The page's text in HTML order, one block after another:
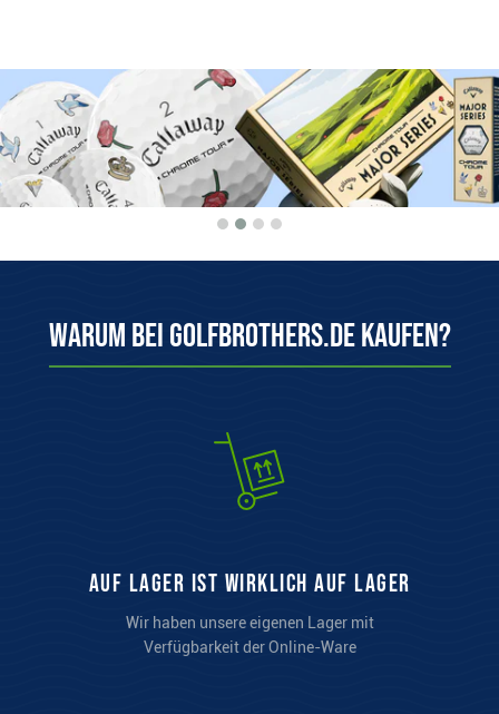
Warum bei Golfbrothers.de kaufen?
auf Lager ist wirklich auf Lager
Wir haben unsere eigenen Lager mit
Verfügbarkeit der Online-Ware